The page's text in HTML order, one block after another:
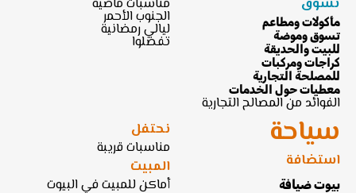
مأكولات ومطاعم
تسوق وموضة
للبيت والحديقة
كراجات ومركبات
للمصلحة التجارية
معطيات حول الخدمات
الفوائد من المصالح التجارية
مناسبات ماضية
الجنوب الأحمر
ليالي رمضانية
تفضلوا
سياحة
استضافة
بيوت ضيافة
نحتفل
مناسبات قريبة
المبيت
أماكن للمبيت في البيوت